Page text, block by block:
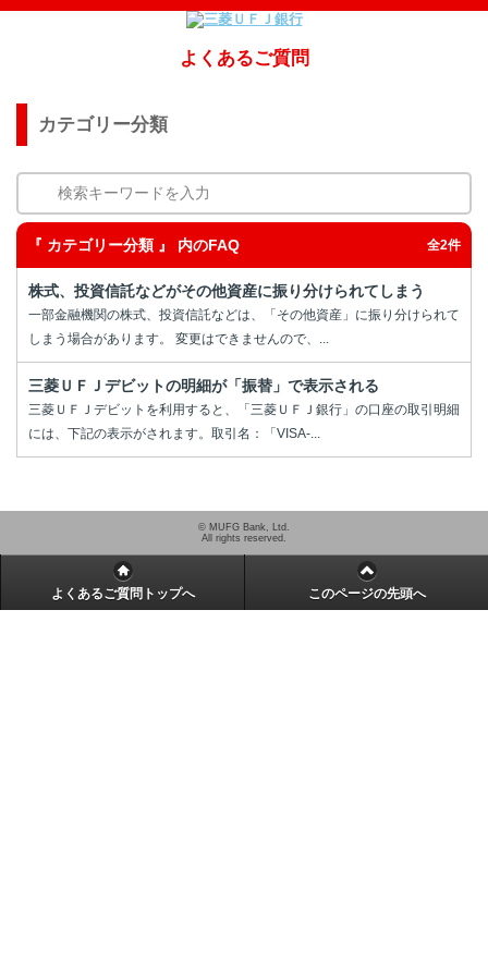
よくあるご質問
カテゴリー分類
検索キーワードを入力
『 カテゴリー分類 』 内のFAQ 全2件
株式、投資信託などがその他資産に振り分けられてしまう
一部金融機関の株式、投資信託などは、「その他資産」に振り分けられて
しまう場合があります。 変更はできませんので、...
三菱ＵＦＪデビットの明細が「振替」で表示される
三菱ＵＦＪデビットを利用すると、「三菱ＵＦＪ銀行」の口座の取引明細
には、下記の表示がされます。取引名：「VISA-...
© MUFG Bank, Ltd.
All rights reserved.
よくあるご質問トップへ このページの先頭へ